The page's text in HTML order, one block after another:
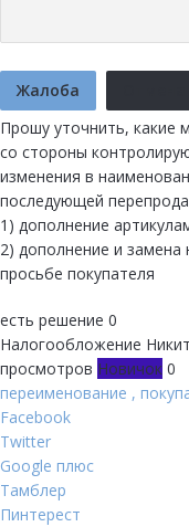
Жалоба
Прошу уточнить, какие
со стороны
изменения в
последующей
1) дополнение
2) дополнение и
просьбе покупателя
есть решение 0
Налогообложение
просмотров Новичок 0
переименование ,
Facebook
Twitter
Google плюс
Тамблер
Пинтерест